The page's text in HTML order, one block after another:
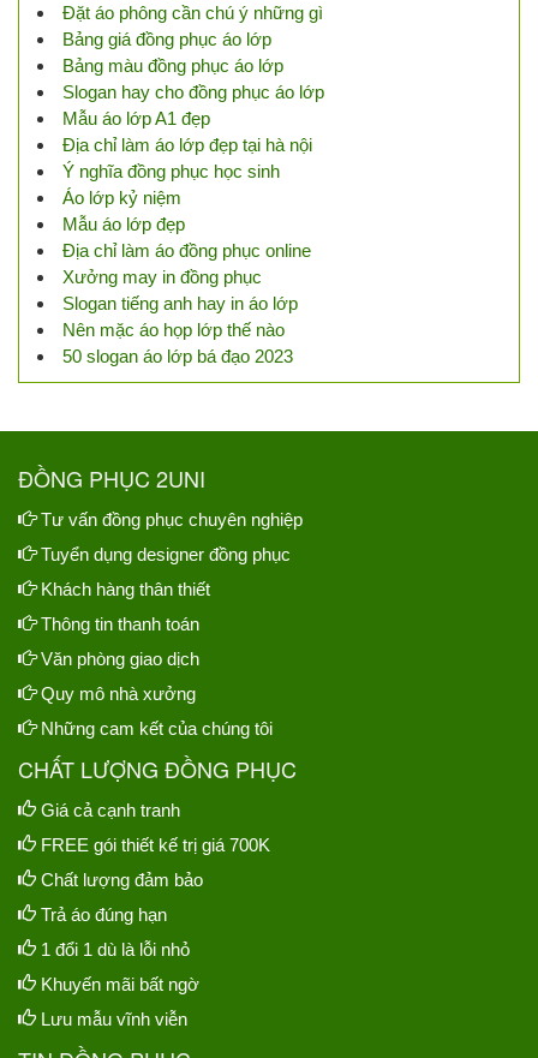
Đặt áo phông cần chú ý những gì
Bảng giá đồng phục áo lớp
Bảng màu đồng phục áo lớp
Slogan hay cho đồng phục áo lớp
Mẫu áo lớp A1 đẹp
Địa chỉ làm áo lớp đẹp tại hà nội
Ý nghĩa đồng phục học sinh
Áo lớp kỷ niệm
Mẫu áo lớp đẹp
Địa chỉ làm áo đồng phục online
Xưởng may in đồng phục
Slogan tiếng anh hay in áo lớp
Nên mặc áo họp lớp thế nào
50 slogan áo lớp bá đạo 2023
ĐỒNG PHỤC 2UNI
Tư vấn đồng phục chuyên nghiệp
Tuyển dụng designer đồng phục
Khách hàng thân thiết
Thông tin thanh toán
Văn phòng giao dịch
Quy mô nhà xưởng
Những cam kết của chúng tôi
CHẤT LƯỢNG ĐỒNG PHỤC
Giá cả cạnh tranh
FREE gói thiết kế trị giá 700K
Chất lượng đảm bảo
Trả áo đúng hạn
1 đổi 1 dù là lỗi nhỏ
Khuyến mãi bất ngờ
Lưu mẫu vĩnh viễn